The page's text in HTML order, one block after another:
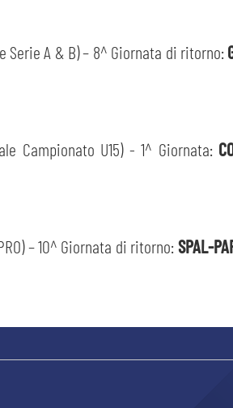
Serie A & B) – 8^ Giornata di ritorno:
Campionato U15) - 1^ Giornata:
– 10^ Giornata di ritorno:SPAL-